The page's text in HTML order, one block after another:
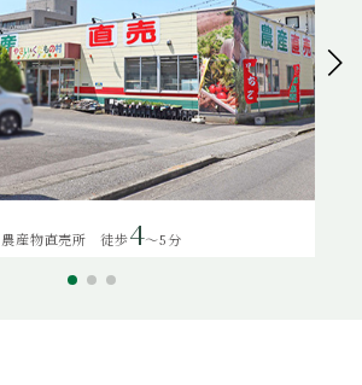
農産物直売所 徒歩4～5分